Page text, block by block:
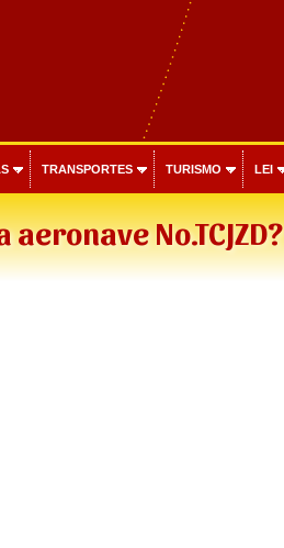
TRANSPORTES TURISMO LEI
No.TCJZD?